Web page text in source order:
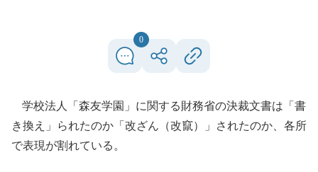
0
学校法人「森友学園」に関する財務省の決裁文書は「書
き換え」られたのか「改ざん（改竄）」されたのか、各所
で表現が割れている。